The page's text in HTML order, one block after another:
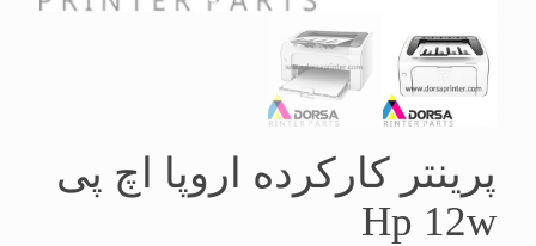
پرینتر کارکرده اروپا اچ پی
Hp 12w